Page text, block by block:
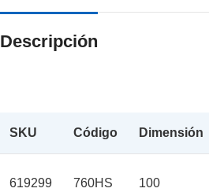
Descripción
SKU Código Dimensión
619299 760HS 100